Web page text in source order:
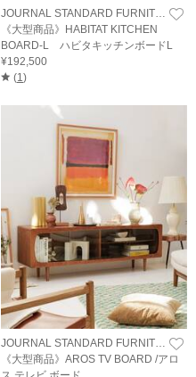
JOURNAL STANDARD FURNITURE
《大型商品》HABITAT KITCHEN
BOARD-L ハビタキッチンボードL
¥192,500
(1)
《大型商品》AROS TV BOARD /アロ